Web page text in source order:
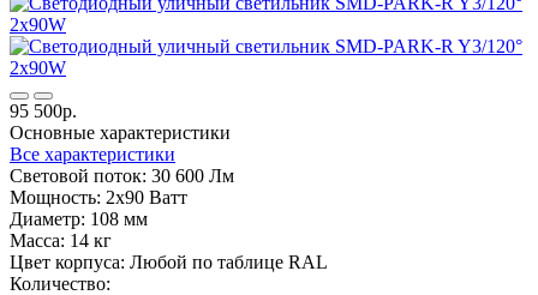
95 500р.
Основные характеристики
Все характеристики
Световой поток: 30 600 Лм
Мощность: 2х90 Ватт
Диаметр: 108 мм
Масса: 14 кг
Цвет корпуса: Любой по таблице RAL
Количество: